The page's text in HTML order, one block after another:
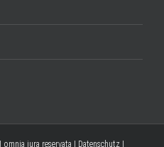
iura reservata | Datenschutz |